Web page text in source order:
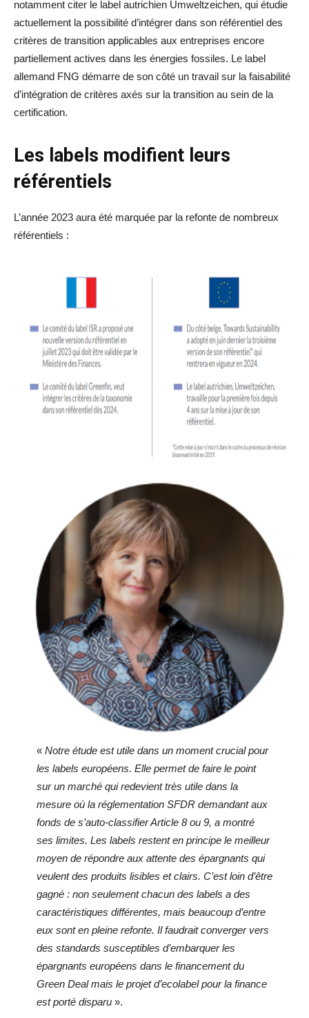
notamment citer le label autrichien Umweltzeichen, qui étudie
actuellement la possibilité d’intégrer dans son référentiel des
critères de transition applicables aux entreprises encore
partiellement actives dans les énergies fossiles. Le label
allemand FNG démarre de son côté un travail sur la faisabilité
d’intégration de critères axés sur la transition au sein de la
certification.
Les labels modifient leurs
référentiels
L’année 2023 aura été marquée par la refonte de nombreux
référentiels :
« Notre étude est utile dans un moment crucial pour
les labels européens. Elle permet de faire le point
sur un marché qui redevient très utile dans la
mesure où la réglementation SFDR demandant aux
fonds de s’auto-classifier Article 8 ou 9, a montré
ses limites. Les labels restent en principe le meilleur
moyen de répondre aux attente des épargnants qui
veulent des produits lisibles et clairs. C’est loin d’être
gagné : non seulement chacun des labels a des
caractéristiques différentes, mais beaucoup d’entre
eux sont en pleine refonte. Il faudrait converger vers
des standards susceptibles d’embarquer les
épargnants européens dans le financement du
Green Deal mais le projet d’ecolabel pour la finance
est porté disparu».